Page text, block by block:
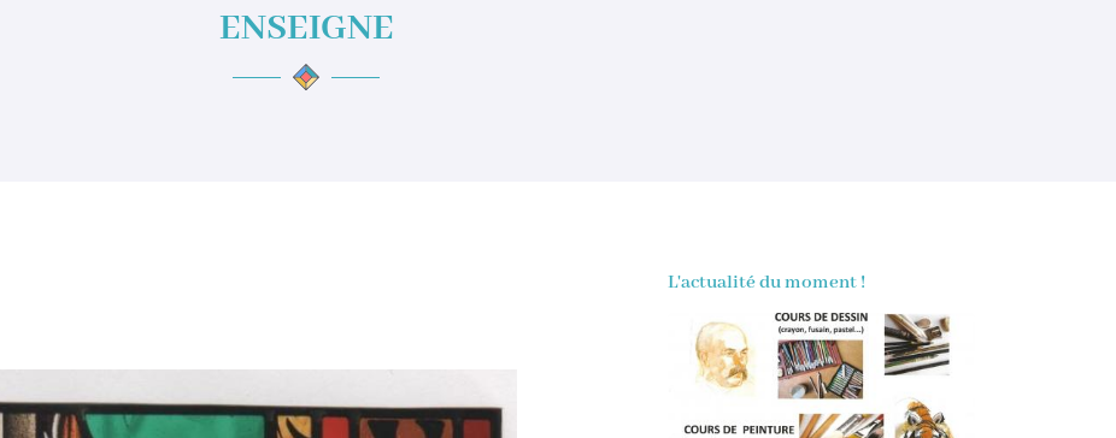
à
ENSEIGNE
L'actualité du moment !